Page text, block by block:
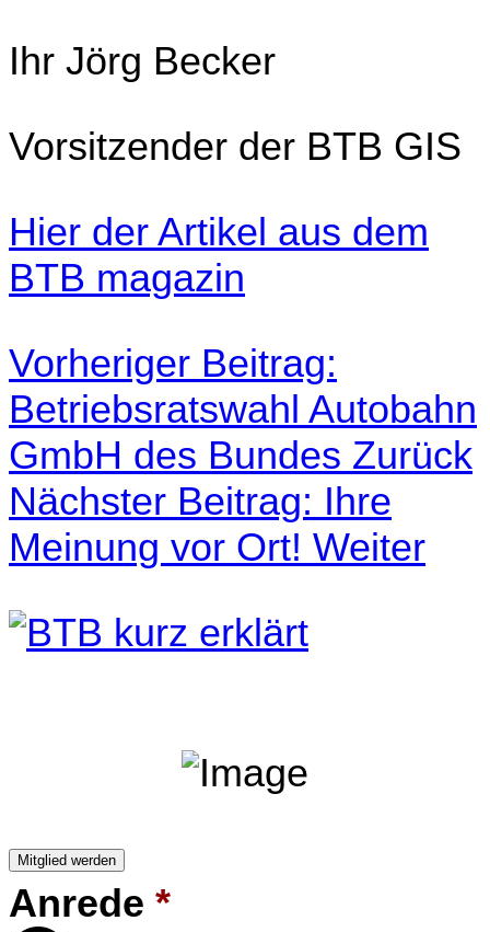
Ihr Jörg Becker
Vorsitzender der BTB GIS
Hier der Artikel aus dem
BTB magazin
Vorheriger Beitrag:
Betriebsratswahl Autobahn
GmbH des Bundes Zurück
Nächster Beitrag: Ihre
Meinung vor Ort! Weiter
Mitglied werden
Anrede *